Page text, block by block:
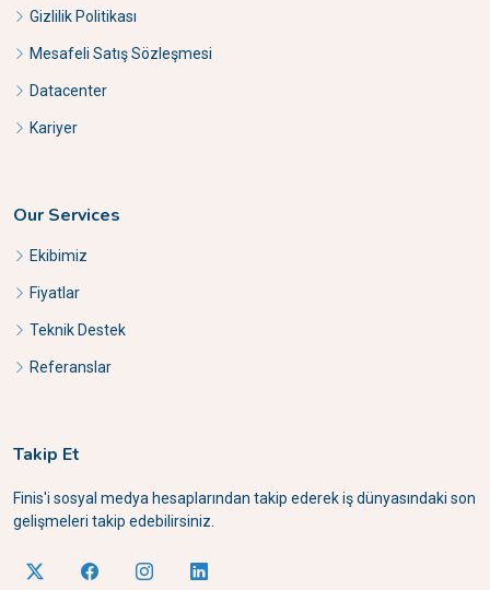
Gizlilik Politikası
Mesafeli Satış Sözleşmesi
Datacenter
Kariyer
Our Services
Ekibimiz
Fiyatlar
Teknik Destek
Referanslar
Takip Et
Finis'i sosyal medya hesaplarından takip ederek iş dünyasındaki son
gelişmeleri takip edebilirsiniz.